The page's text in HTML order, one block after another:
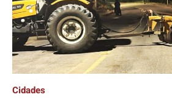
Cidades